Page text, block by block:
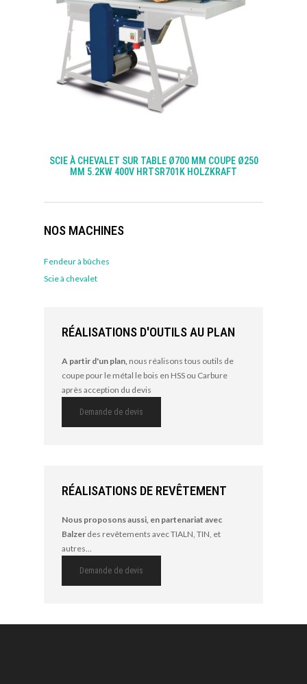
SCIE À CHEVALET SUR TABLE Ø700 MM COUPE Ø250
MM 5.2KW 400V HRTSR701K HOLZKRAFT
NOS MACHINES
Fendeur à bûches
Scie à chevalet
RÉALISATIONS D'OUTILS AU PLAN
A partir d'un plan, nous réalisons tous outils de
coupe pour le métal le bois en HSS ou Carbure
après acception du devis
Demande de devis
RÉALISATIONS DE REVÊTEMENT
Nous proposons aussi, en partenariat avec
Balzer des revêtements avec TIALN, TIN, et
autres...
Demande de devis